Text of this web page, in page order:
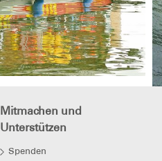
Mitmachen und
Unterstützen
Spenden